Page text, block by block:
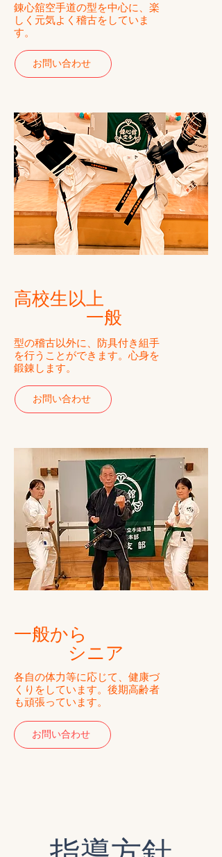
​錬心舘空手道の型を中心に、楽
しく元気よく稽古をしていま
す。
お問い合わせ
高校生以上
一般
​型の稽古以外に、防具付き組手
を行うことができます。 心身を
鍛錬します。
お問い合わせ
​一般から
シニア
​各自の体力等に応じて、健康づ
くりをしています。後期高齢者
も頑張っています。
お問い合わせ